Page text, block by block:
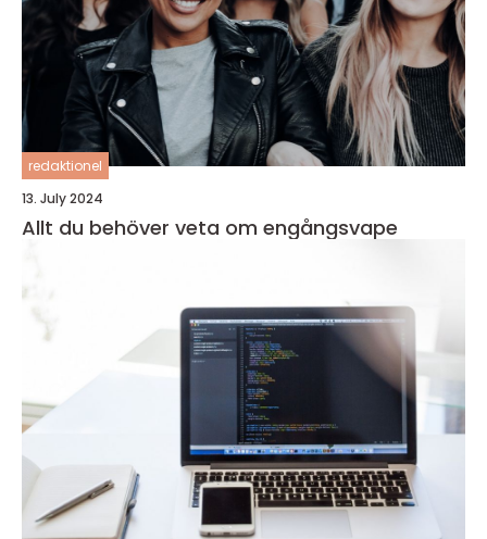
redaktionel
13. July 2024
Allt du behöver veta om engångsvape